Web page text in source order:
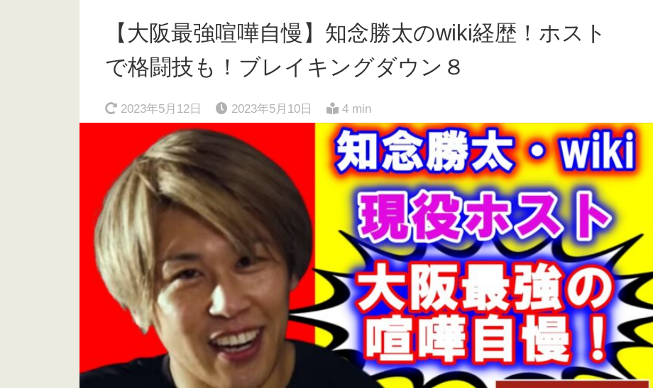
【大阪最強喧嘩自慢】知念勝太のwiki経歴！ホスト
で格闘技も！ブレイキングダウン８
2023年5月12日 2023年5月10日 4 min